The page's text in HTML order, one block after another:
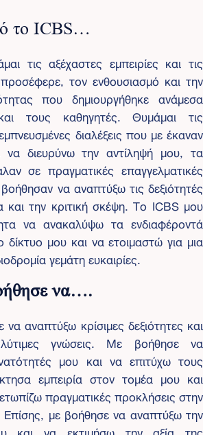
το ICBS…
τις αξέχαστες εμπειρίες και τις
τον ενθουσιασμό και την
που δημιουργήθηκε ανάμεσα
τους καθηγητές. Θυμάμαι τις
διαλέξεις που με έκαναν
να διευρύνω την αντίληψή μου, τα
σε πραγματικές επαγγελματικές
να αναπτύξω τις δεξιότητές
και την κριτική σκέψη. Το ICBS μου
να ανακαλύψω τα ενδιαφέροντά
μου και να ετοιμαστώ για μια
γεμάτη ευκαιρίες.
να….
αναπτύξω κρίσιμες δεξιότητες και
γνώσεις. Με βοήθησε να
μου και να επιτύχω τους
εμπειρία στον τομέα μου και
πραγματικές προκλήσεις στην
Επίσης, με βοήθησε να αναπτύξω την